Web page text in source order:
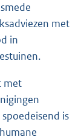
met
in
met
is